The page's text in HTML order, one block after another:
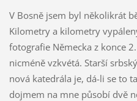
V Bosně jsem byl několikrát
Kilometry a kilometry
fotografie Německa z konce
nicméně vzkvétá. Starší
nová katedrála je, dá-li se to
dojmem na mne působí dvě